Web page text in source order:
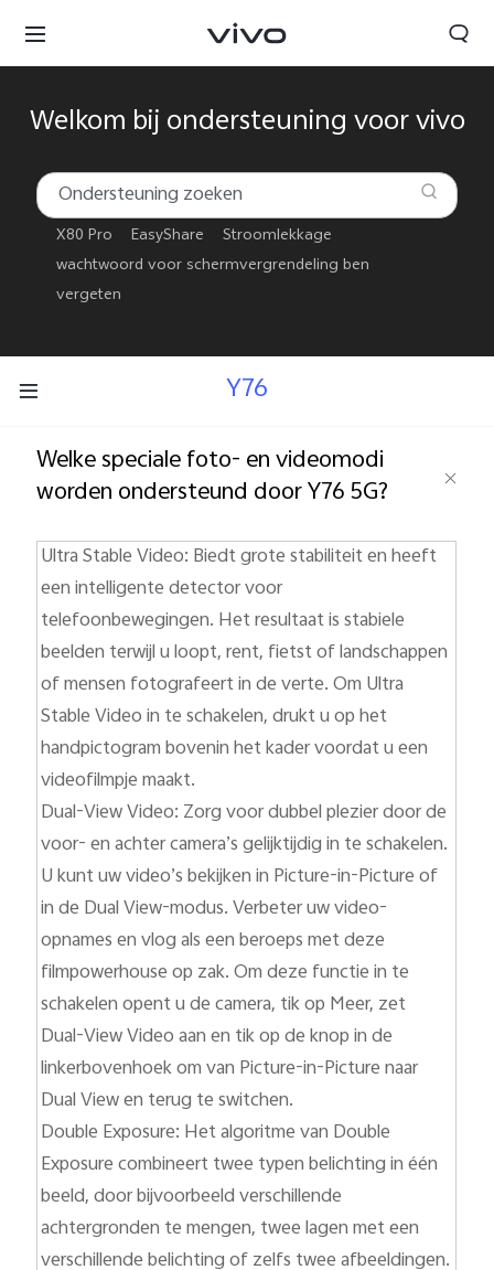
Netherlands | Land/regio kiezen
Welkom bij ondersteuning voor vivo
X80 Pro EasyShare
Stroomlekkage
wachtwoord voor schermvergrendeling ben
vergeten
Y76
Welke speciale foto- en videomodi
worden ondersteund door Y76 5G?
Ultra Stable Video: Biedt grote stabiliteit en heeft
een intelligente detector voor
telefoonbewegingen. Het resultaat is stabiele
beelden terwijl u loopt, rent, fietst of landschappen
of mensen fotografeert in de verte. Om Ultra
Stable Video in te schakelen, drukt u op het
handpictogram bovenin het kader voordat u een
videofilmpje maakt.
Dual-View Video: Zorg voor dubbel plezier door de
voor- en achter camera’s gelijktijdig in te schakelen.
U kunt uw video’s bekijken in Picture-in-Picture of
in de Dual View-modus. Verbeter uw video-
opnames en vlog als een beroeps met deze
filmpowerhouse op zak. Om deze functie in te
schakelen opent u de camera, tik op Meer, zet
Dual-View Video aan en tik op de knop in de
linkerbovenhoek om van Picture-in-Picture naar
Dual View en terug te switchen.
Double Exposure: Het algoritme van Double
Exposure combineert twee typen belichting in één
beeld, door bijvoorbeeld verschillende
achtergronden te mengen, twee lagen met een
verschillende belichting of zelfs twee afbeeldingen.